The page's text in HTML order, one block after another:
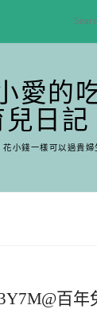
愛的
兒日記
花小錢一樣可以過貴
百年